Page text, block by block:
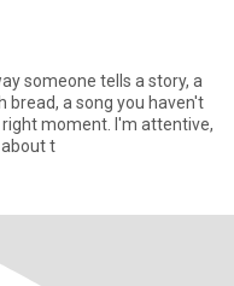
someone tells a story, a
a song you haven't
moment. I'm attentive,
t